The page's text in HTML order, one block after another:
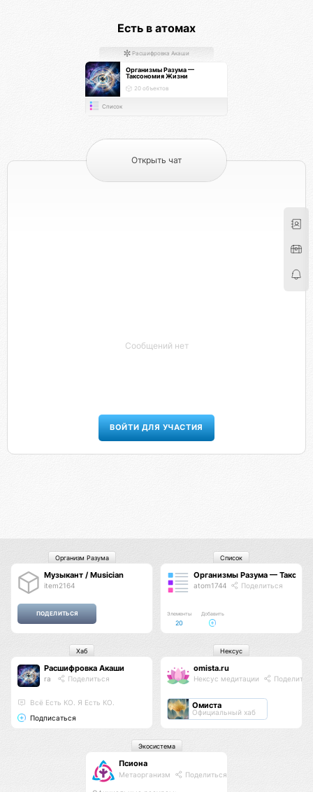
Есть в атомах
Расшифровка Акаши
Организмы Разума —
Таксономия Жизни
20 объектов
Список
Открыть чат
Сообщений нет
ВОЙТИ ДЛЯ УЧАСТИЯ
Музыкант / Musician
item2164
Организм Разума
Организмы Разума —
atom1744 Поделиться
Элементы
20
Добавить
Список
Расшифровка Акаши
ra Поделиться
Всё Есть КО. Я Есть КО.
Подписаться
Хаб
omista.ru
Нексус медитации
Омиста
Официальный хаб
Нексус
Псиона
Метаорганизм Поделиться
Экосистема